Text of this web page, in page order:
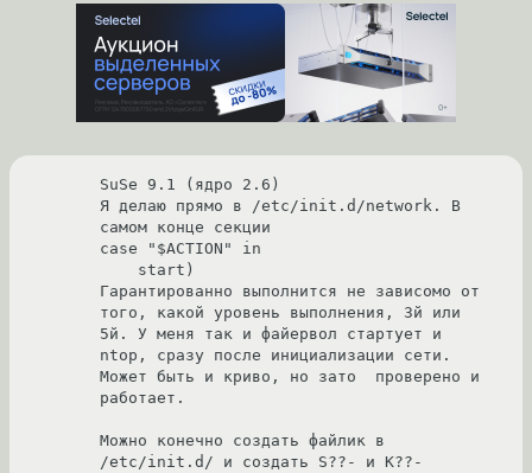
SuSe 9.1 (ядро 2.6)
Я делаю прямо в /etc/init.d/network. В
самом конце секции
case "$ACTION" in
Гарантированно выполнится не зависомо от
того, какой уровень выполнения, 3й или
5й. У меня так и файервол стартует и
ntop, сразу после инициализации сети.
Может быть и криво, но зато  проверено и
работает.
Можно конечно создать файлик в
/etc/init.d/ и создать S??- и K??-